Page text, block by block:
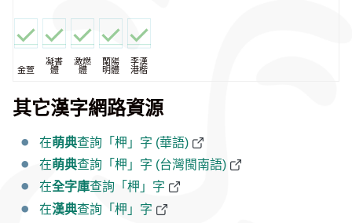
金萱
凝書
體
激燃
體
蘭陽
明體
李漢
港楷
其它漢字網路資源
在萌典查詢「柙」字 (華語)
在萌典查詢「柙」字 (台灣閩南語)
在全字庫查詢「柙」字
在漢典查詢「柙」字